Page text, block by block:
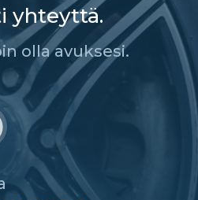
yhteyttä.
olla avuksesi.